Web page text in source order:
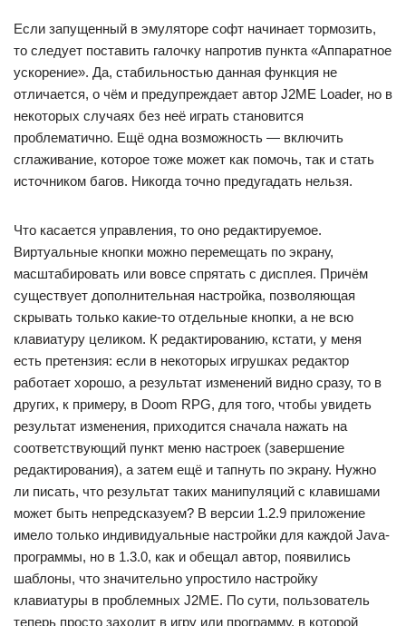
Если запущенный в эмуляторе софт начинает тормозить,
то следует поставить галочку напротив пункта «Аппаратное
ускорение». Да, стабильностью данная функция не
отличается, о чём и предупреждает автор J2ME Loader, но в
некоторых случаях без неё играть становится
проблематично. Ещё одна возможность — включить
сглаживание, которое тоже может как помочь, так и стать
источником багов. Никогда точно предугадать нельзя.
Что касается управления, то оно редактируемое.
Виртуальные кнопки можно перемещать по экрану,
масштабировать или вовсе спрятать с дисплея. Причём
существует дополнительная настройка, позволяющая
скрывать только какие-то отдельные кнопки, а не всю
клавиатуру целиком. К редактированию, кстати, у меня
есть претензия: если в некоторых игрушках редактор
работает хорошо, а результат изменений видно сразу, то в
других, к примеру, в Doom RPG, для того, чтобы увидеть
результат изменения, приходится сначала нажать на
соответствующий пункт меню настроек (завершение
редактирования), а затем ещё и тапнуть по экрану. Нужно
ли писать, что результат таких манипуляций с клавишами
может быть непредсказуем? В версии 1.2.9 приложение
имело только индивидуальные настройки для каждой Java-
программы, но в 1.3.0, как и обещал автор, появились
шаблоны, что значительно упростило настройку
клавиатуры в проблемных J2ME. По сути, пользователь
теперь просто заходит в игру или программу, в которой